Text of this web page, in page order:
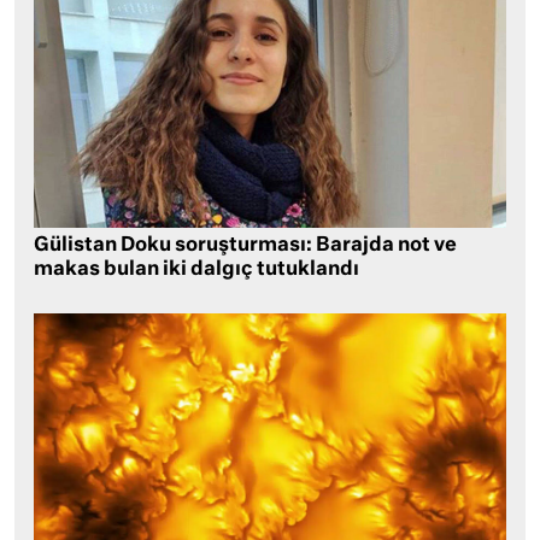
Gülistan Doku soruşturması: Barajda not ve
makas bulan iki dalgıç tutuklandı